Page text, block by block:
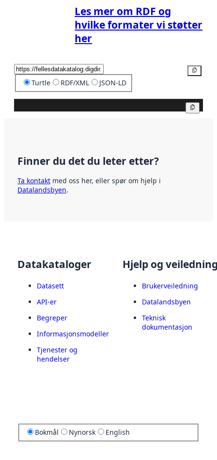
Les mer om RDF og
hvilke formater vi støtter
her
Turtle RDF/XML JSON-LD
Finner du det du leter etter?
Ta kontakt med oss her, eller spør om hjelp i
Datalandsbyen.
Datakataloger
Datasett
API-er
Begreper
Informasjonsmodeller
Tjenester og
hendelser
Hjelp og
Brukerveiledning
Datalandsbyen
Teknisk
dokumentasjon
Bokmål Nynorsk English